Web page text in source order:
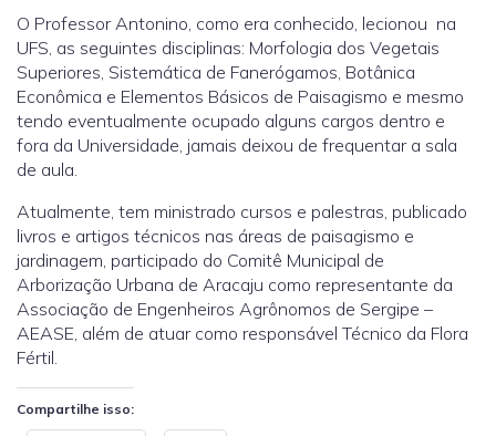
O Professor Antonino, como era conhecido, lecionou na
UFS, as seguintes disciplinas: Morfologia dos Vegetais
Superiores, Sistemática de Fanerógamos, Botânica
Econômica e Elementos Básicos de Paisagismo e mesmo
tendo eventualmente ocupado alguns cargos dentro e
fora da Universidade, jamais deixou de frequentar a sala
de aula.
Atualmente, tem ministrado cursos e palestras, publicado
livros e artigos técnicos nas áreas de paisagismo e
jardinagem, participado do Comitê Municipal de
Arborização Urbana de Aracaju como representante da
Associação de Engenheiros Agrônomos de Sergipe –
AEASE, além de atuar como responsável Técnico da Flora
Fértil.
Compartilhe isso: